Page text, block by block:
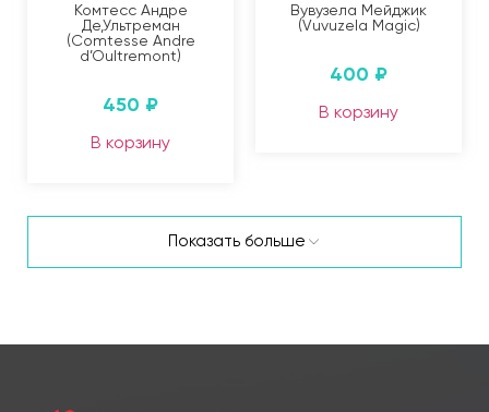
Комтесс Андре
Де,Ультреман
(Comtesse Andre
d’Oultremont)
450 ₽
В корзину
Вувузела Мейджик
(Vuvuzela Magic)
400 ₽
В корзину
Показать больше